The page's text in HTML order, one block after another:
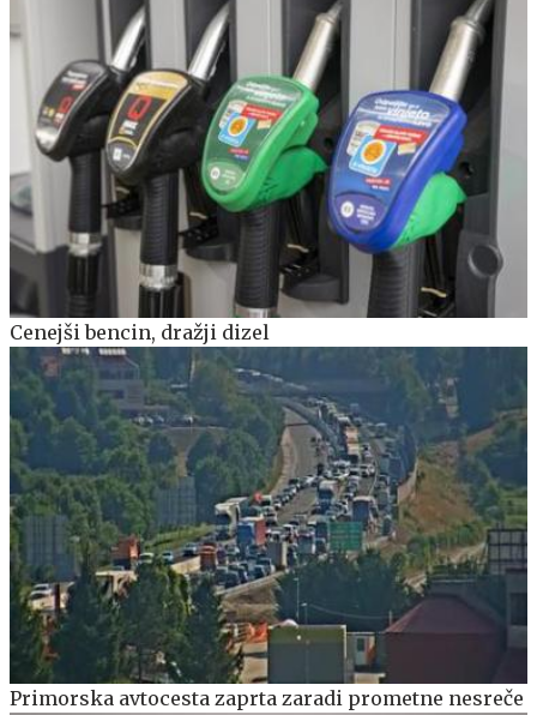
Cenejši bencin, dražji dizel
Primorska avtocesta zaprta zaradi prometne nesreče